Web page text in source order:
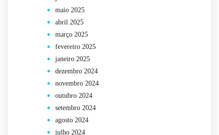
maio 2025
abril 2025
março 2025
fevereiro 2025
janeiro 2025
dezembro 2024
novembro 2024
outubro 2024
setembro 2024
agosto 2024
julho 2024